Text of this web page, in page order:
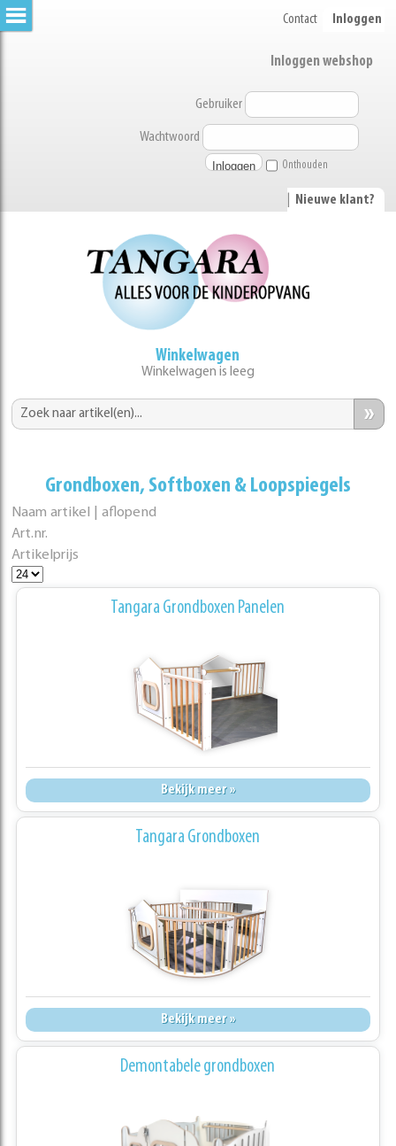
Contact Inloggen
Inloggen webshop
Gebruiker
Wachtwoord
Onthouden
Nieuwe klant?
Winkelwagen
Winkelwagen is leeg
»
Grondboxen, Softboxen & Loopspiegels
Naam artikel | aflopend
Art.nr.
Artikelprijs
Tangara Grondboxen Panelen
Bekijk meer »
Tangara Grondboxen
Bekijk meer »
Demontabele grondboxen